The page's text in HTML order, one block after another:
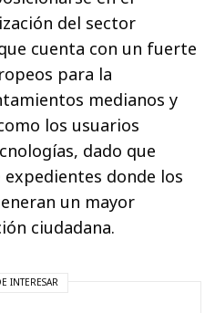
del sector
cuenta con un fuerte
para la
medianos y
los usuarios
dado que
donde los
un mayor
ciudadana.
INTERESAR